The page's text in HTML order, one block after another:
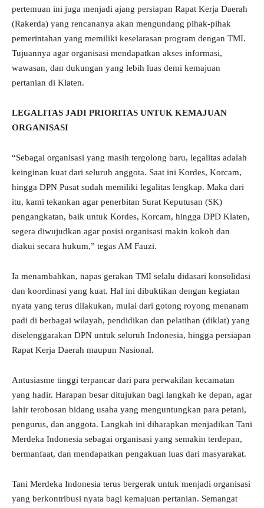
pertemuan ini juga menjadi ajang persiapan Rapat Kerja Daerah
(Rakerda) yang rencananya akan mengundang pihak-pihak
pemerintahan yang memiliki keselarasan program dengan TMI.
Tujuannya agar organisasi mendapatkan akses informasi,
wawasan, dan dukungan yang lebih luas demi kemajuan
pertanian di Klaten.
LEGALITAS JADI PRIORITAS UNTUK KEMAJUAN
ORGANISASI
“Sebagai organisasi yang masih tergolong baru, legalitas adalah
keinginan kuat dari seluruh anggota. Saat ini Kordes, Korcam,
hingga DPN Pusat sudah memiliki legalitas lengkap. Maka dari
itu, kami tekankan agar penerbitan Surat Keputusan (SK)
pengangkatan, baik untuk Kordes, Korcam, hingga DPD Klaten,
segera diwujudkan agar posisi organisasi makin kokoh dan
diakui secara hukum,” tegas AM Fauzi.
Ia menambahkan, napas gerakan TMI selalu didasari konsolidasi
dan koordinasi yang kuat. Hal ini dibuktikan dengan kegiatan
nyata yang terus dilakukan, mulai dari gotong royong menanam
padi di berbagai wilayah, pendidikan dan pelatihan (diklat) yang
diselenggarakan DPN untuk seluruh Indonesia, hingga persiapan
Rapat Kerja Daerah maupun Nasional.
Antusiasme tinggi terpancar dari para perwakilan kecamatan
yang hadir. Harapan besar ditujukan bagi langkah ke depan, agar
lahir terobosan bidang usaha yang menguntungkan para petani,
pengurus, dan anggota. Langkah ini diharapkan menjadikan Tani
Merdeka Indonesia sebagai organisasi yang semakin terdepan,
bermanfaat, dan mendapatkan pengakuan luas dari masyarakat.
Tani Merdeka Indonesia terus bergerak untuk menjadi organisasi
yang berkontribusi nyata bagi kemajuan pertanian. Semangat